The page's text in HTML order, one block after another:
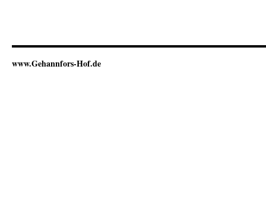
www.Gehannfors-Hof.de